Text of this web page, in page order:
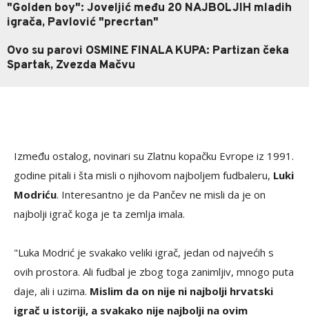
"Golden boy": Joveljić među 20 NAJBOLJIH mladih
igrača, Pavlović "precrtan"
Ovo su parovi OSMINE FINALA KUPA: Partizan čeka
Spartak, Zvezda Mačvu
Između ostalog, novinari su Zlatnu kopačku Evrope iz 1991.
godine pitali i šta misli o njihovom najboljem fudbaleru, Luki
Modriću. Interesantno je da Pančev ne misli da je on
najbolji igrač koga je ta zemlja imala.
"Luka Modrić je svakako veliki igrač, jedan od najvećih s
ovih prostora. Ali fudbal je zbog toga zanimljiv, mnogo puta
daje, ali i uzima. Mislim da on nije ni najbolji hrvatski
igrač u istoriji, a svakako nije najbolji na ovim